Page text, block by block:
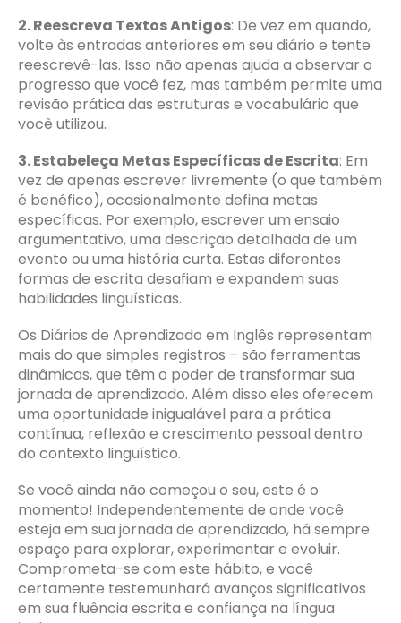
2. Reescreva Textos Antigos: De vez em quando,
volte às entradas anteriores em seu diário e tente
reescrevê-las. Isso não apenas ajuda a observar o
progresso que você fez, mas também permite uma
revisão prática das estruturas e vocabulário que
você utilizou.
3. Estabeleça Metas Específicas de Escrita: Em
vez de apenas escrever livremente (o que também
é benéfico), ocasionalmente defina metas
específicas. Por exemplo, escrever um ensaio
argumentativo, uma descrição detalhada de um
evento ou uma história curta. Estas diferentes
formas de escrita desafiam e expandem suas
habilidades linguísticas.
Os Diários de Aprendizado em Inglês representam
mais do que simples registros – são ferramentas
dinâmicas, que têm o poder de transformar sua
jornada de aprendizado. Além disso eles oferecem
uma oportunidade inigualável para a prática
contínua, reflexão e crescimento pessoal dentro
do contexto linguístico.
Se você ainda não começou o seu, este é o
momento! Independentemente de onde você
esteja em sua jornada de aprendizado, há sempre
espaço para explorar, experimentar e evoluir.
Comprometa-se com este hábito, e você
certamente testemunhará avanços significativos
em sua fluência escrita e confiança na língua